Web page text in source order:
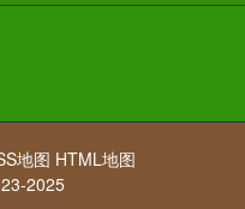
地图 HTML地图
2025